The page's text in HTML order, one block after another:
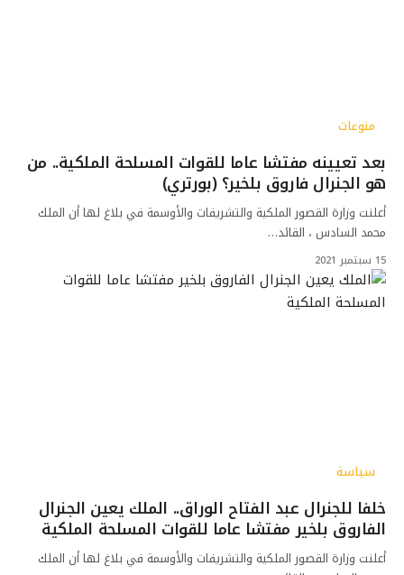
منوعات
بعد تعيينه مفتشا عاما للقوات المسلحة الملكية.. من
هو الجنرال فاروق بلخير؟ (بورتري)
أعلنت وزارة القصور الملكية والتشريفات والأوسمة في بلاغ لها أن الملك
محمد السادس ، القائد…
15 سبتمبر 2021
سياسة
خلفا للجنرال عبد الفتاح الوراق.. الملك يعين الجنرال
الفاروق بلخير مفتشا عاما للقوات المسلحة الملكية
أعلنت وزارة القصور الملكية والتشريفات والأوسمة في بلاغ لها أن الملك